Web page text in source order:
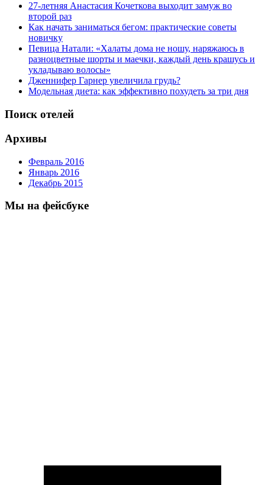
27-летняя Анастасия Кочеткова выходит замуж во
второй раз
Как начать заниматься бегом: практические советы
новичку
Певица Натали: «Халаты дома не ношу, наряжаюсь в
разноцветные шорты и маечки, каждый день крашусь и
укладываю волосы»
Дженнифер Гарнер увеличила грудь?
Модельная диета: как эффективно похудеть за три дня
Поиск отелей
Архивы
Февраль 2016
Январь 2016
Декабрь 2015
Мы на фейсбуке